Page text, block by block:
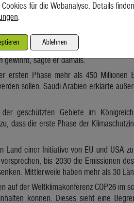
sollen. Damit „verdoppelt“ Saudi-
Verursachern der Welt.
vorgestellt, der unter
Das Erdölland wolle seine
gewinnt, sagte er damals.
ersten Phase mehr als 450 Millionen
sollen. Saudi-Arabien erklärte
geschützten Gebiete im
dass die erste Phase der
Land einer Initiative von EU und USA
bis 2030 die Emissionen
Mittlerweile haben mehr als 30
auf der Weltklimakonferenz COP26 im
können. Dieses sieht eine
für die Webanalyse. Details finden
.
Ablehnen